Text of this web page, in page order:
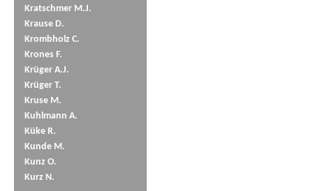
Kratschmer M.J.
Krause D.
Krombholz C.
Krones F.
Krüger A.J.
Krüger T.
Kruse M.
Kuhlmann A.
Küke R.
Kunde M.
Kunz O.
Kurz N.